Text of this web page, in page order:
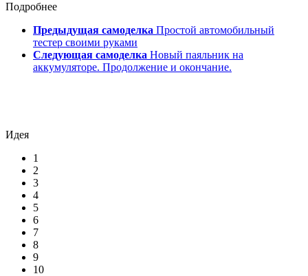
Подробнее
Предыдущая самоделка Простой автомобильный
тестер своими руками
Следующая самоделка Новый паяльник на
аккумуляторе. Продолжение и окончание.
Идея
1
2
3
4
5
6
7
8
9
10